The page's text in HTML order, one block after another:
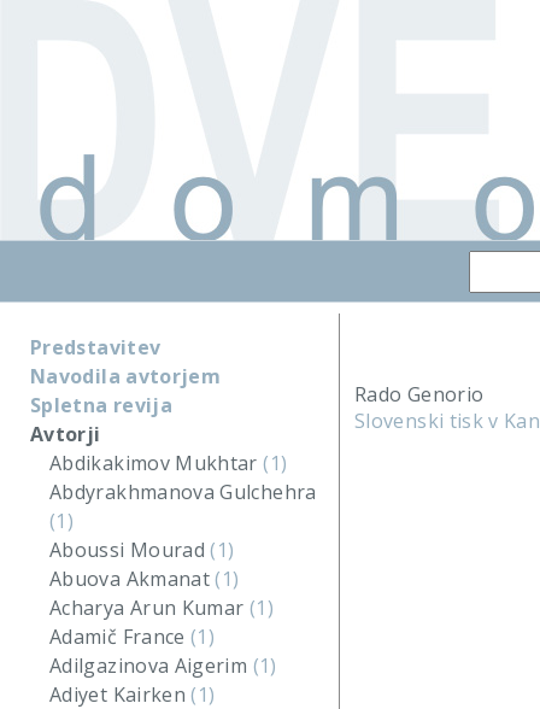
Predstavitev
Navodila avtorjem
Spletna revija
Avtorji
Abdikakimov Mukhtar(1)
Abdyrakhmanova Gulchehra
(1)
Aboussi Mourad(1)
Abuova Akmanat(1)
Acharya Arun Kumar (1)
Adamič France(1)
Adilgazinova Aigerim (1)
Adiyet Kairken(1)
Rado Genorio
Slovenski tisk v